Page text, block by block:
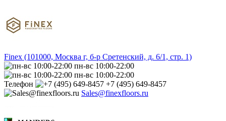
Finex (101000, Москва г, б-р Сретенский, д. 6/1, стр. 1)
пн-вс 10:00-22:00
пн-вс 10:00-22:00
Телефон
+7 (495) 649-8457
Sales@finexfloors.ru